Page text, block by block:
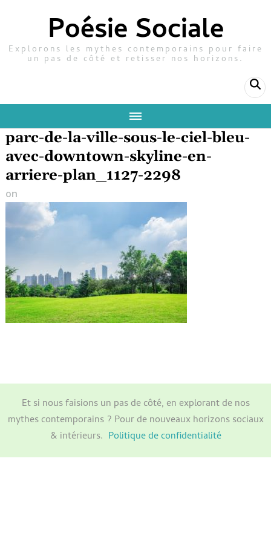
Poésie Sociale
Explorons les mythes contemporains pour faire
un pas de côté et retisser nos horizons.
parc-de-la-ville-sous-le-ciel-bleu-
avec-downtown-skyline-en-
arriere-plan_1127-2298
on
Et si nous faisions un pas de côté, en explorant de nos
mythes contemporains ? Pour de nouveaux horizons sociaux
& intérieurs. Politique de confidentialité